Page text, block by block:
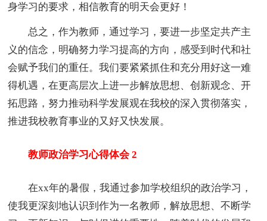
身学习的要求，相信教育的明天会更好！
总之，作为教师，通过学习，要进一步坚定共产主
义的信念，明确努力学习提高的方向，感受到时代和社
会赋予我们的重任。我们要紧紧抓住和充分用好这一难
得机遇，在更高层次上进一步解放思想、创新观念、开
拓思路，努力推动科学发展观在我校的深入贯彻落实，
推进我校教育事业的又好又快发展。
教师政治学习心得体会 2
在xx年的暑假，我通过参加学校组织的政治学习，
使我更深刻地认识到作为一名教师，解放思想、不断学